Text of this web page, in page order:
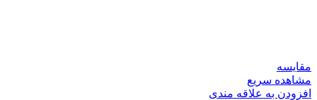
مقایسه
مشاهده سریع
افزودن به علاقه مندی